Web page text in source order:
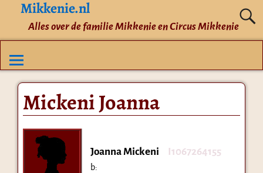
Mikkenie.nl
Alles over de familie Mikkenie en Circus Mikkenie
Mickeni Joanna
Joanna Mickeni I1067264155
b: